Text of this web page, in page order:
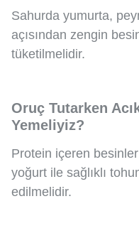
Sahurda yumurta,
açısından zengin
tüketilmelidir.
Oruç Tutarken
Yemeliyiz?
Protein içeren
yoğurt ile sağlıklı
edilmelidir.